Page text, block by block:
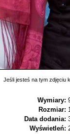
Jeśli jesteś na tym zdjęciu
Wymiary:
Rozmiar:
Data dodania:
Wyświetleń: